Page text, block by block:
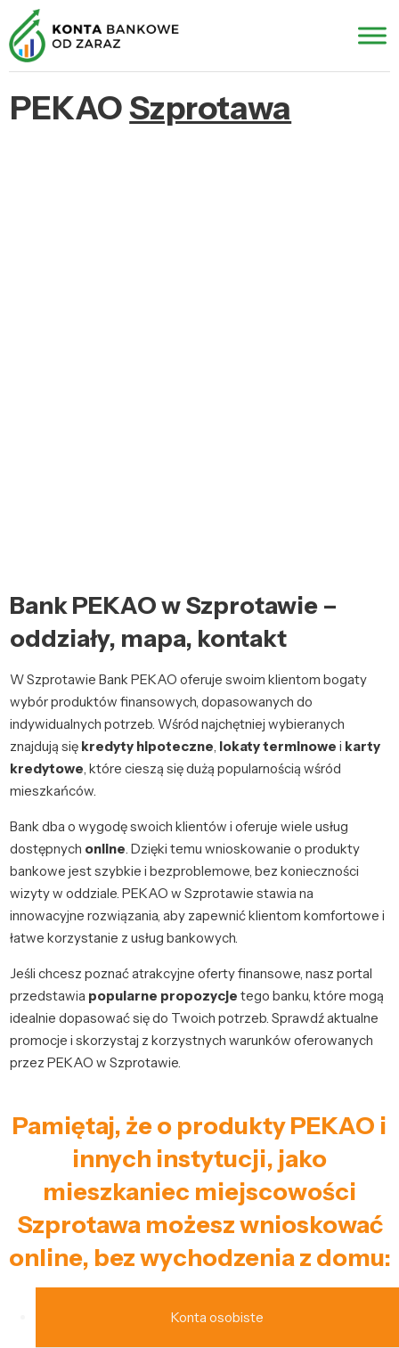
PEKAOSzprotawa
Bank PEKAO w Szprotawie –
oddziały, mapa, kontakt
W Szprotawie Bank PEKAO oferuje swoim klientom bogaty
wybór produktów finansowych, dopasowanych do
indywidualnych potrzeb. Wśród najchętniej wybieranych
znajdują się kredyty hipoteczne, lokaty terminowe i karty
kredytowe, które cieszą się dużą popularnością wśród
mieszkańców.
Bank dba o wygodę swoich klientów i oferuje wiele usług
dostępnych online. Dzięki temu wnioskowanie o produkty
bankowe jest szybkie i bezproblemowe, bez konieczności
wizyty w oddziale. PEKAO w Szprotawie stawia na
innowacyjne rozwiązania, aby zapewnić klientom komfortowe i
łatwe korzystanie z usług bankowych.
Jeśli chcesz poznać atrakcyjne oferty finansowe, nasz portal
przedstawia popularne propozycje tego banku, które mogą
idealnie dopasować się do Twoich potrzeb. Sprawdź aktualne
promocje i skorzystaj z korzystnych warunków oferowanych
przez PEKAO w Szprotawie.
Pamiętaj, że o produkty PEKAO i
innych instytucji, jako
mieszkaniec miejscowości
Szprotawa możesz wnioskować
online, bez wychodzenia z domu:
Konta osobiste